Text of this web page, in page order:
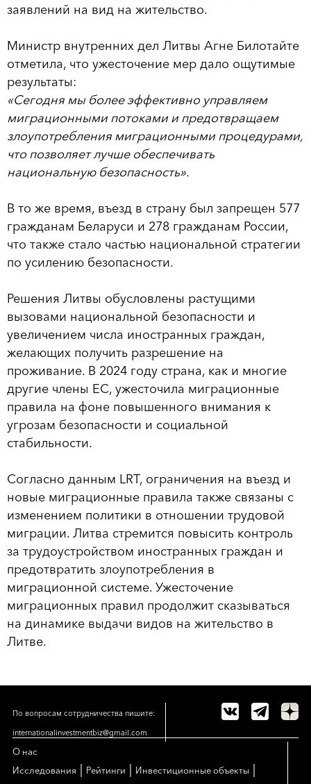
заявлений на вид на жительство.
Министр внутренних дел Литвы Агне Билотайте
отметила, что ужесточение мер дало ощутимые
результаты:
«Сегодня мы более эффективно управляем
миграционными потоками и предотвращаем
злоупотребления миграционными процедурами,
что позволяет лучше обеспечивать
национальную безопасность».
В то же время, въезд в страну был запрещен 577
гражданам Беларуси и 278 гражданам России,
что также стало частью национальной стратегии
по усилению безопасности.
Решения Литвы обусловлены растущими
вызовами национальной безопасности и
увеличением числа иностранных граждан,
желающих получить разрешение на
проживание. В 2024 году страна, как и многие
другие члены ЕС, ужесточила миграционные
правила на фоне повышенного внимания к
угрозам безопасности и социальной
стабильности.
Согласно данным LRT, ограничения на въезд и
новые миграционные правила также связаны с
изменением политики в отношении трудовой
миграции. Литва стремится повысить контроль
за трудоустройством иностранных граждан и
предотвратить злоупотребления в
миграционной системе. Ужесточение
миграционных правил продолжит сказываться
на динамике выдачи видов на жительство в
Литве.
По вопросам сотрудничества пишите:
internationalinvestmentbiz@gmail.com
О нас
Исследования
Рейтинги Инвестиционные объекты